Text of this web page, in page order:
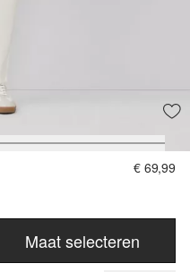
€ 69,99
Maat selecteren